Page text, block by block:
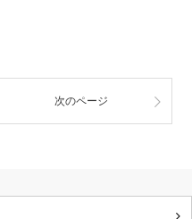
次のページ